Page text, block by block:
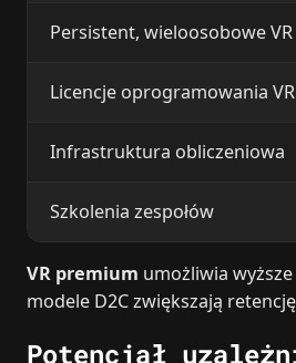
Persistent, wieloosobowe VR
Licencje oprogramowania VR
Infrastruktura obliczeniowa
Szkolenia zespołów
VR premium umożliwia wyższe
modele D2C zwiększają
Potencjał